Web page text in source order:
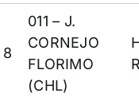
8
011 – J.
CORNEJO
FLORIMO
(CHL)